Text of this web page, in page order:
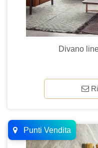
Divano
Punti Vendita